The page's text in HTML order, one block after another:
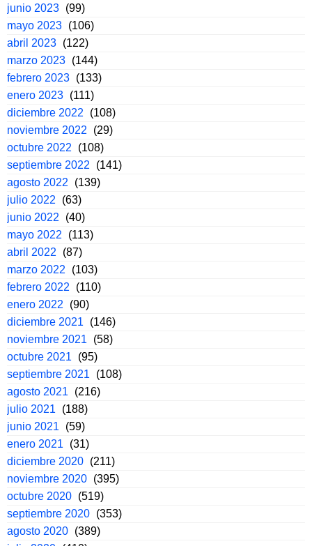
junio 2023 (99)
mayo 2023 (106)
abril 2023 (122)
marzo 2023 (144)
febrero 2023 (133)
enero 2023 (111)
diciembre 2022
(108)
noviembre 2022
(29)
octubre 2022
(108)
septiembre 2022
(141)
agosto 2022
(139)
julio 2022
(63)
junio 2022
(40)
mayo 2022
(113)
abril 2022
(87)
marzo 2022
(103)
febrero 2022
(110)
enero 2022
(90)
diciembre 2021
(146)
noviembre 2021
(58)
octubre 2021
(95)
septiembre 2021
(108)
agosto 2021
(216)
julio 2021
(188)
junio 2021
(59)
enero 2021
(31)
diciembre 2020 (211)
noviembre 2020 (395)
octubre 2020 (519)
septiembre 2020 (353)
agosto 2020 (389)